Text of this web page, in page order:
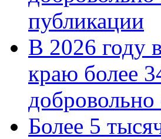
публикации
В 2026 году
краю более
Более 5